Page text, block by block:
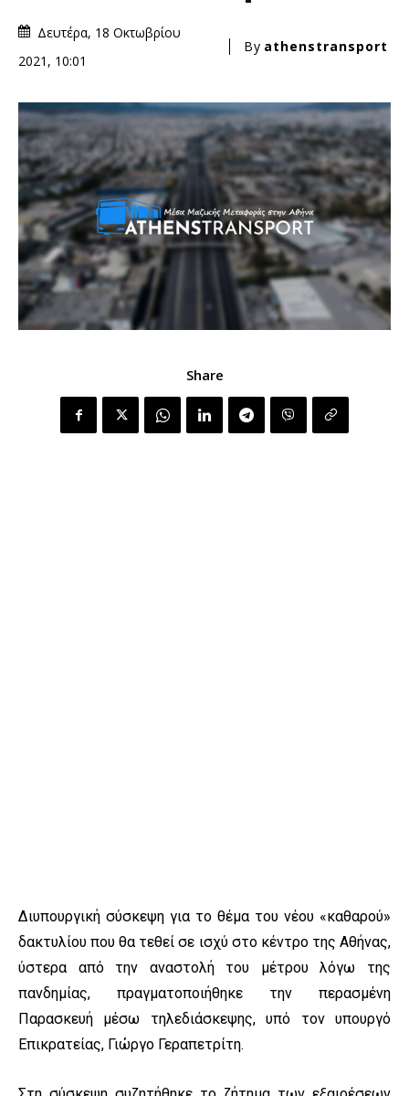
Δευτέρα, 18 Οκτωβρίου
2021, 10:01
By athenstransport
Share
Διυπουργική σύσκεψη για το θέμα του νέου «καθαρού»
δακτυλίου που θα τεθεί σε ισχύ στο κέντρο της Αθήνας,
ύστερα από την αναστολή του μέτρου λόγω της
πανδημίας, πραγματοποιήθηκε την περασμένη
Παρασκευή μέσω τηλεδιάσκεψης, υπό τον υπουργό
Επικρατείας, Γιώργο Γεραπετρίτη.